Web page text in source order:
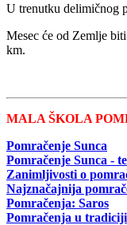
U trenutku delimičnog
Mesec će od Zemlje
km.
MALA ŠKOLA
Pomračenje Sunca
Pomračenje Sunca -
Zanimljivosti o
Najznačajnija
Pomračenja: Saros
Pomračenja u tradiciji